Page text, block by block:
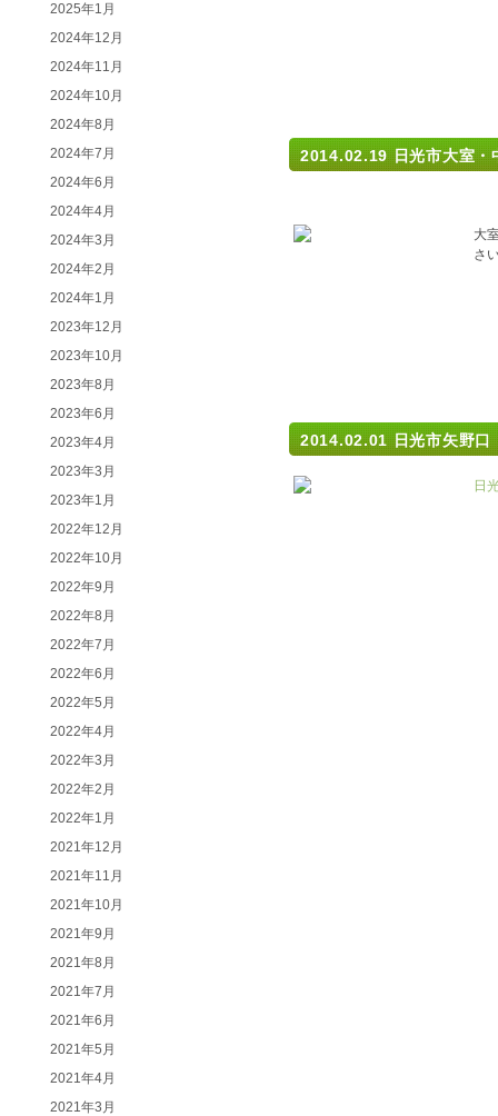
2014.02.19 日光市大室・
大
さ
2014.02.01 日光市矢野口
日
2025年1月
2024年12月
2024年11月
2024年10月
2024年8月
2024年7月
2024年6月
2024年4月
2024年3月
2024年2月
2024年1月
2023年12月
2023年10月
2023年8月
2023年6月
2023年4月
2023年3月
2023年1月
2022年12月
2022年10月
2022年9月
2022年8月
2022年7月
2022年6月
2022年5月
2022年4月
2022年3月
2022年2月
2022年1月
2021年12月
2021年11月
2021年10月
2021年9月
2021年8月
2021年7月
2021年6月
2021年5月
2021年4月
2021年3月